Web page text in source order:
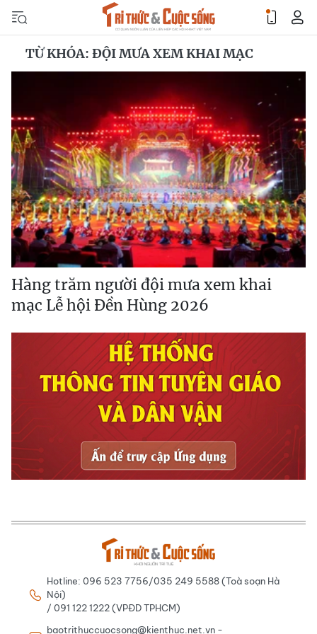
TỪ KHÓA: ĐỘI MƯA XEM KHAI MẠC
Hàng trăm người đội mưa xem khai
mạc Lễ hội Đền Hùng 2026
Hotline: 096 523 7756/035 249 5588 (Toà soạn Hà
Nội)
/ 091 122 1222 (VPĐD TPHCM)
baotrithuccuocsong@kienthuc.net.vn -